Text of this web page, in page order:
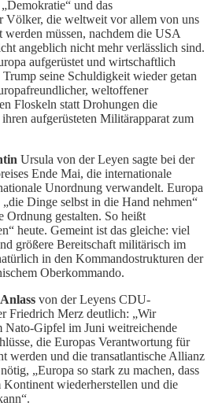
und das
Völker, die weltweit vor allem von uns
müssen, nachdem die USA
angeblich nicht mehr verlässlich sind.
aufgerüstet und wirtschaftlich
seine Schuldigkeit wieder getan
weltoffener
Floskeln statt Drohungen die
aufgerüsteten Militärapparat zum
Ursula von der Leyen sagte bei der
Ende Mai, die internationale
Unordnung verwandelt. Europa
Dinge selbst in die Hand nehmen“
Ordnung gestalten. So heißt
heute. Gemeint ist das gleiche: viel
größere Bereitschaft militärisch im
in den Kommandostrukturen der
Oberkommando.
von der Leyens CDU-
Friedrich Merz deutlich: „Wir
Nato-Gipfel im Juni weitreichende
die Europas Verantwortung für
werden und die transatlantische Allianz
„Europa so stark zu machen, dass
Kontinent wiederherstellen und die